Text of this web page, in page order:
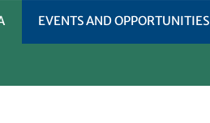
EVENTS AND OPPORTUNITIES